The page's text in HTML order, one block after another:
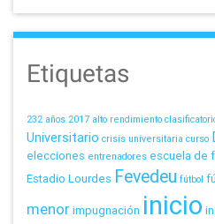
Etiquetas
232 años 2017 alto rendimiento
Universitario crisis universitaria curso
elecciones entrenadores escuela de
Estadio Lourdes Fevedeu fútbol
menorimpugnación inicio